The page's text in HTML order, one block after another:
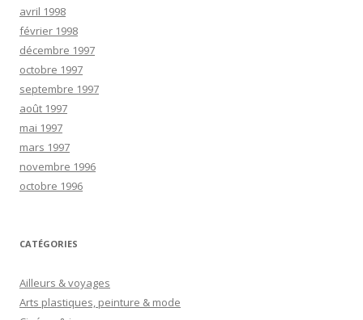
avril 1998
février 1998
décembre 1997
octobre 1997
septembre 1997
août 1997
mai 1997
mars 1997
novembre 1996
octobre 1996
CATÉGORIES
Ailleurs & voyages
Arts plastiques, peinture & mode